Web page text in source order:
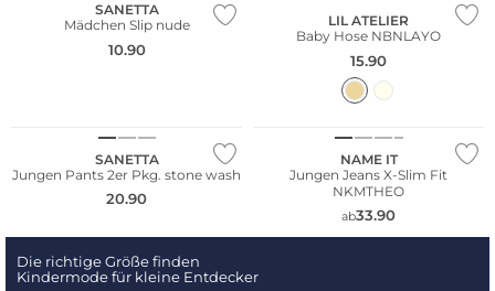
SANETTA
Mädchen Slip nude
10.90
LIL ATELIER
Baby Hose NBNLAYO
15.90
SANETTA
Jungen Pants 2er Pkg. stone wash
20.90
NAME IT
Jungen Jeans X-Slim Fit
NKMTHEO
ab33.90
Die richtige Größe finden
Kindermode für kleine Entdecker